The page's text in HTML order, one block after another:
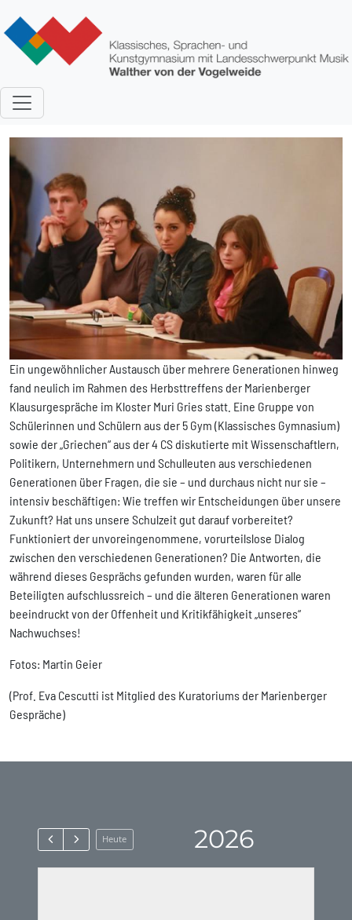
Ein ungewöhnlicher Austausch über mehrere Generationen hinweg
fand neulich im Rahmen des Herbsttreffens der Marienberger
Klausurgespräche im Kloster Muri Gries statt. Eine Gruppe von
Schülerinnen und Schülern aus der 5 Gym (Klassisches Gymnasium)
sowie der „Griechen“ aus der 4 CS diskutierte mit Wissenschaftlern,
Politikern, Unternehmern und Schulleuten aus verschiedenen
Generationen über Fragen, die sie – und durchaus nicht nur sie –
intensiv beschäftigen: Wie treffen wir Entscheidungen über unsere
Zukunft? Hat uns unsere Schulzeit gut darauf vorbereitet?
Funktioniert der unvoreingenommene, vorurteilslose Dialog
zwischen den verschiedenen Generationen? Die Antworten, die
während dieses Gesprächs gefunden wurden, waren für alle
Beteiligten aufschlussreich – und die älteren Generationen waren
beeindruckt von der Offenheit und Kritikfähigkeit „unseres“
Nachwuchses!
Fotos: Martin Geier
(Prof. Eva Cescutti ist Mitglied des Kuratoriums der Marienberger
Gespräche)
Heute 2026